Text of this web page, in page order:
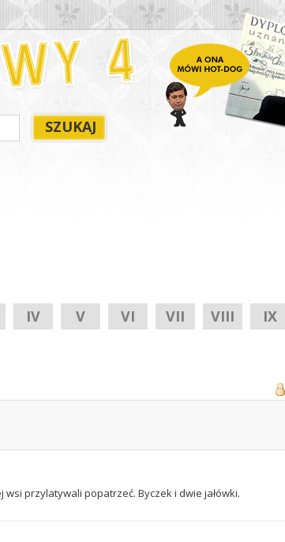
IV V VI VII VIII IX
przylatywali popatrzeć. Byczek i dwie jałówki.